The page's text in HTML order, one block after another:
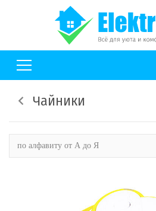
Чайники
по алфавиту от А до Я